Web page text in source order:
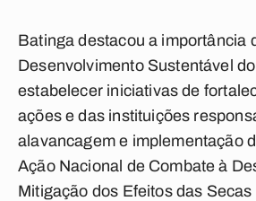
Batinga destacou a importância
Desenvolvimento Sustentável
estabelecer iniciativas de
ações e das instituições
alavancagem e implementação
Ação Nacional de Combate à
Mitigação dos Efeitos das